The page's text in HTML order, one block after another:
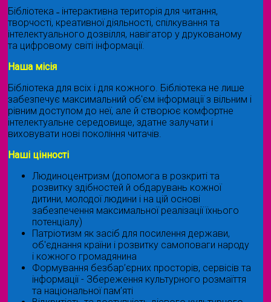
Бібліотека ˗ інтерактивна територія для читання,
творчості, креативної діяльності, спілкування та
інтелектуального дозвілля, навігатор у друкованому
та цифровому світі інформації.
Наша місія
Бібліотека для всіх і для кожного. Бібліотека не лише
забезпечує максимальний об'єм інформації з вільним і
рівним доступом до неї, але й створює комфортне
інтелектуальне середовище, здатне залучати і
виховувати нові покоління читачів.
Наші цінності
Людиноцентризм (допомога в розкриті та
розвитку здібностей й обдарувань кожної
дитини, молодої людини і на цій основі
забезпечення максимальної реалізації їхнього
потенціалу)
Патріотизм як засіб для посилення держави,
об'єднання країни і розвитку самоповаги народу
і кожного громадянина
Формування безбар’єрних просторів, сервісів та
інформації - Збереження культурного розмаїття
та національної пам’яті